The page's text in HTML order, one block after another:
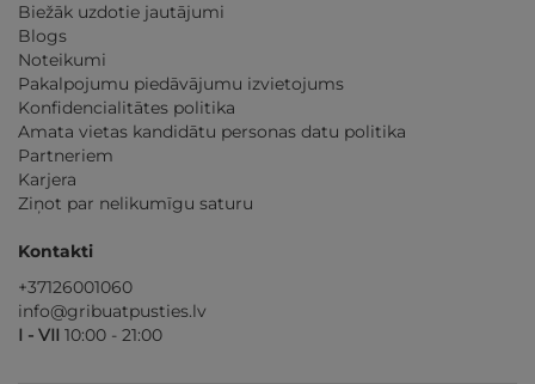
Biežāk uzdotie jautājumi
Blogs
Noteikumi
Pakalpojumu piedāvājumu izvietojums
Konfidencialitātes politika
Amata vietas kandidātu personas datu politika
Partneriem
Karjera
Ziņot par nelikumīgu saturu
Kontakti
+37126001060
info@gribuatpusties.lv
I - VII 10:00 - 21:00